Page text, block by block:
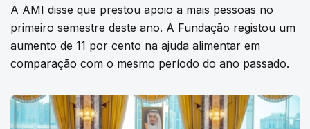
A AMI disse que prestou apoio a mais pessoas no
primeiro semestre deste ano. A Fundação registou um
aumento de 11 por cento na ajuda alimentar em
comparação com o mesmo período do ano passado.